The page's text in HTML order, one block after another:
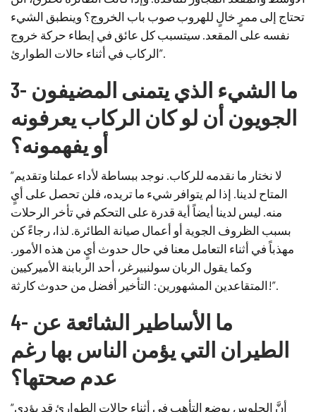
تحتاج إلى ممرٍ خالٍ للهروب صوب باب الخروج؟ وينطبق الشيء
نفسه على المقعد. سيتسبب كل عائق في إبطاء حركة خروج
الركاب في أثناء حالات الطوارئ”.
3- ما الشيء الذي يتمنى المضيفون
الجويون أن لو كان الركاب يعرفونه
أو يفهمونه؟
“لا نختار ما نقدمه للركاب. نوجد ببساطة لأداء عملنا وتقديم
المتاح لدينا. إذا لم يتوافر شيء ما تريده، فلن تحصل على أيٍ
منه. ليس لدينا أيضاً أية قدرة على التحكم في تأخر الرحلات
بسبب الظروف الجوية أو أعمال صيانة الطائرة. لذا، رجاءً كن
مهذباً في أثناء التعامل معنا في حال حدوث أيٍ من هذه الأمور.
وكما يقول الربان سولنبيرغر، أحد الربابنة الأميركيين
المتقاعدين المشهورين: التأخير أفضل من حدوث كارثة!”.
4- ما الأساطير الشائعة عن
الطيران التي يؤمن الناس بها رغم
عدم صحتها؟
“أنَّ الجلوس بوضع التأهب في أثناء حالات الطوارئ قد يؤدي